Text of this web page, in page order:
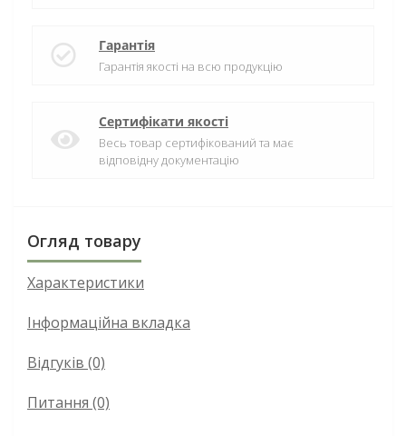
Гарантія
Гарантія якості на всю продукцію
Сертифікати якості
Весь товар сертифікований та має
відповідну документацію
Огляд товару
Характеристики
Інформаційна вкладка
Відгуків (0)
Питання (0)